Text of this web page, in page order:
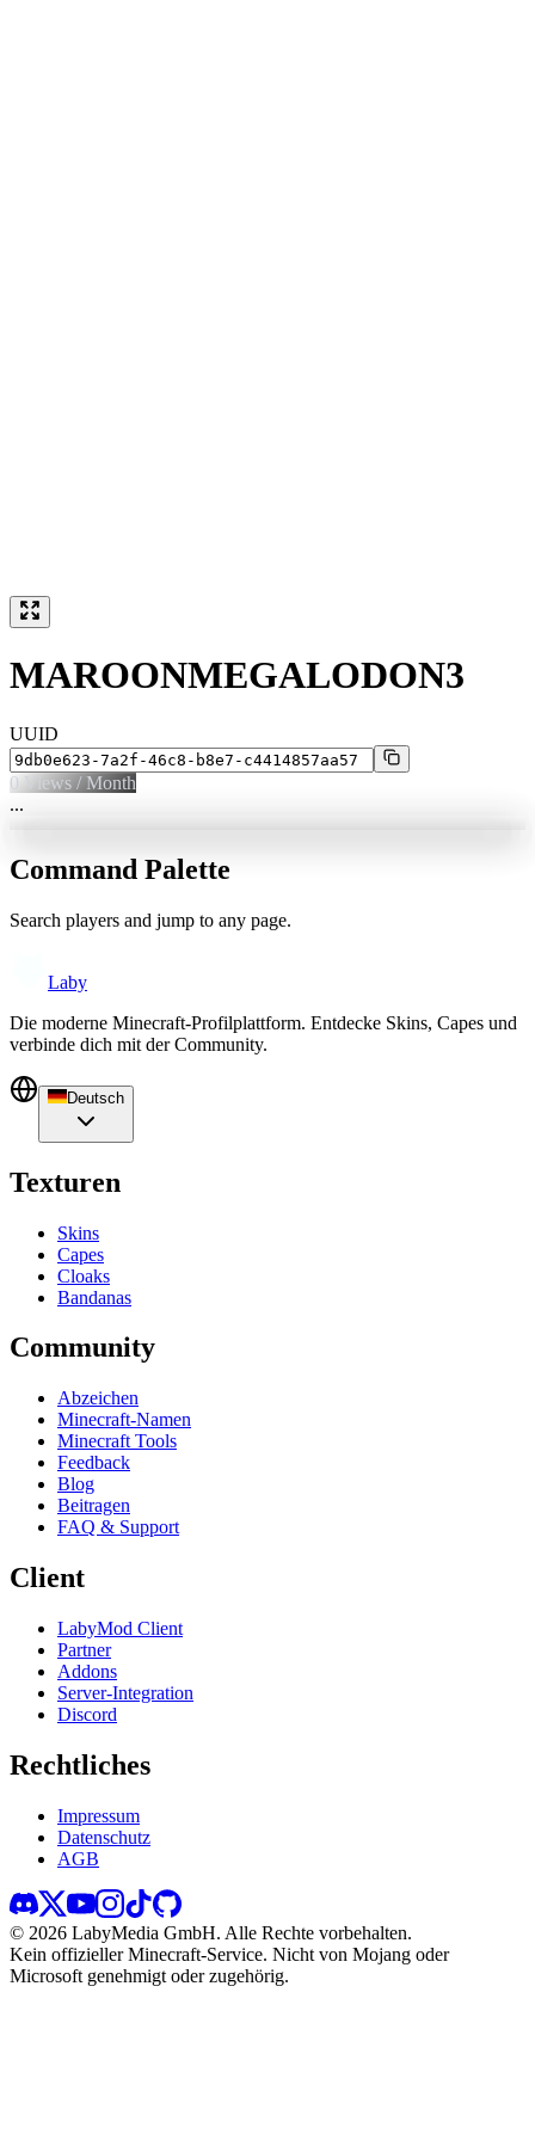
MAROONMEGALODON3
UUID
0 Views / Month
...
Command Palette
Search players and jump to any page.
Laby
Die moderne Minecraft-Profilplattform. Entdecke Skins, Capes und
verbinde dich mit der Community.
Deutsch
Texturen
Skins
Capes
Cloaks
Bandanas
Community
Abzeichen
Minecraft-Namen
Minecraft Tools
Feedback
Blog
Beitragen
FAQ & Support
Client
LabyMod Client
Partner
Addons
Server-Integration
Discord
Rechtliches
Impressum
Datenschutz
AGB
© 2026 LabyMedia GmbH. Alle Rechte vorbehalten.
Kein offizieller Minecraft-Service. Nicht von Mojang oder
Microsoft genehmigt oder zugehörig.